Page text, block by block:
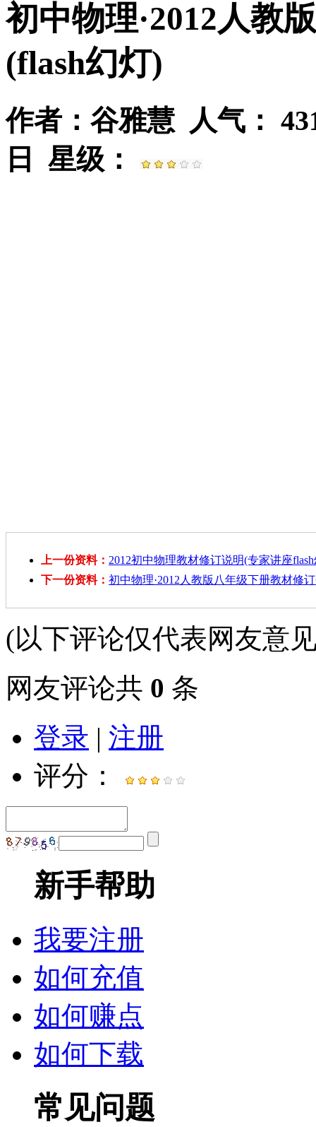
初中物理·2012人教
(flash幻灯)
作者：谷雅慧 人气：
日 星级：
上一份资料： 2012初中物理教材修订说明(专家讲座
下一份资料： 初中物理·2012人教版八年级下册教材修
(以下评论仅代表网友意
网友评论共 0 条
登录 | 注册
评分：
新手帮助
我要注册
如何充值
如何赚点
如何下载
常见问题